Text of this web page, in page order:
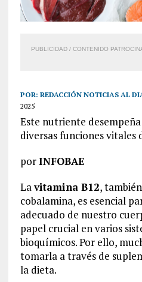
PUBLICIDAD / CONTENIDO
POR: REDACCIÓN NOTICIAS AL
2025
Este nutriente
diversas funciones vitales
porINFOBAE
Lavitamina B12,
cobalamina, es esencial
adecuado de nuestro
papel crucial en varios
bioquímicos. Por ello,
tomarla a través de
la dieta.